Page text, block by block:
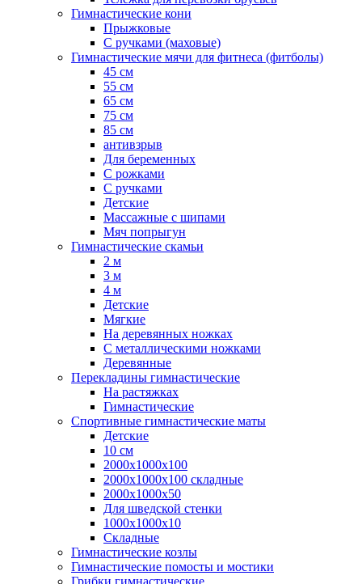
Гимнастические кони
Прыжковые
С ручками (маховые)
Гимнастические мячи для фитнеса (фитболы)
45 см
55 см
65 см
75 см
85 см
антивзрыв
Для беременных
С рожками
С ручками
Детские
Массажные с шипами
Мяч попрыгун
Гимнастические скамьи
2 м
3 м
4 м
Детские
Мягкие
На деревянных ножках
С металлическими ножками
Деревянные
Перекладины гимнастические
На растяжках
Гимнастические
Спортивные гимнастические маты
Детские
10 см
2000х1000х100
2000х1000х100 складные
2000х1000х50
Для шведской стенки
1000х1000х10
Складные
Гимнастические козлы
Гимнастические помосты и мостики
Грибки гимнастические